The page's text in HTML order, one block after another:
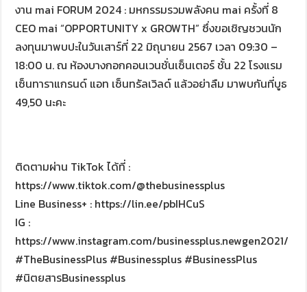
งาน mai FORUM 2024 : มหกรรมรวมพลังคน mai ครั้งที่ 8
CEO mai “OPPORTUNITY x GROWTH” ซึ่งขอเชิญชวนนัก
ลงทุนมาพบปะในวันเสาร์ที่ 22 มิถุนายน 2567 เวลา 09:30 –
18:00 น. ณ ห้องบางกอกคอนเวนชั่นเซ็นเตอร์ ชั้น 22 โรงแรม
เซ็นทาราแกรนด์ แอท เซ็นทรัลเวิลด์ แล้วอย่าลืม มาพบกันที่บูธ
49,50 นะคะ
ติดตามผ่าน TikTok ได้ที่ :
https://www.tiktok.com/@thebusinessplus
Line Business+ : https://lin.ee/pbIHCuS
IG :
https://www.instagram.com/businessplus.newgen2021/
#TheBusinessPlus #Businessplus #BusinessPlus
#นิตยสารBusinessplus